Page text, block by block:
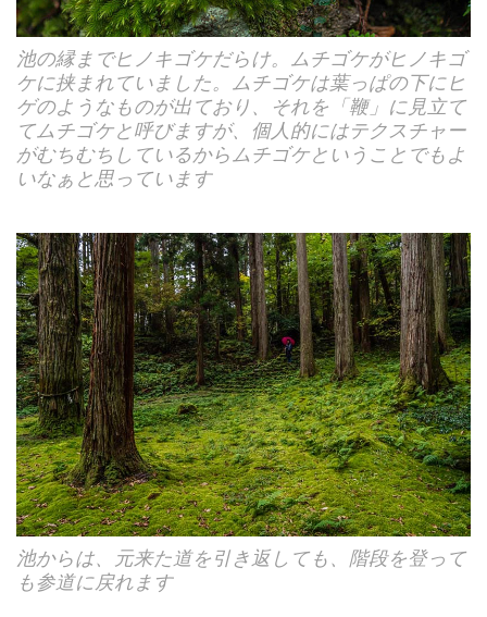
池の縁までヒノキゴケだらけ。ムチゴケがヒノキゴ
ケに挟まれていました。ムチゴケは葉っぱの下にヒ
ゲのようなものが出ており、それを「鞭」に見立て
てムチゴケと呼びますが、個人的にはテクスチャー
がむちむちしているからムチゴケということでもよ
いなぁと思っています
池からは、元来た道を引き返しても、階段を登って
も参道に戻れます